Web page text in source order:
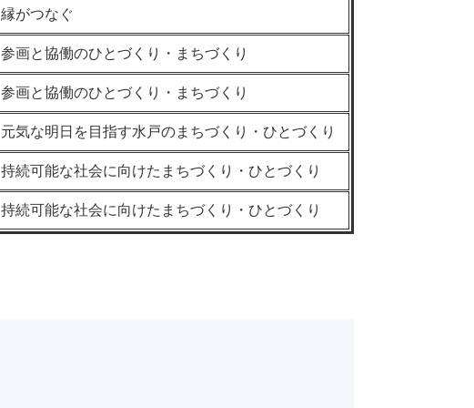
縁がつなぐ
参画と協働のひとづくり・まちづくり
参画と協働のひとづくり・まちづくり
元気な明日を目指す水戸のまちづくり・ひとづくり
持続可能な社会に向けたまちづくり・ひとづくり
持続可能な社会に向けたまちづくり・ひとづくり